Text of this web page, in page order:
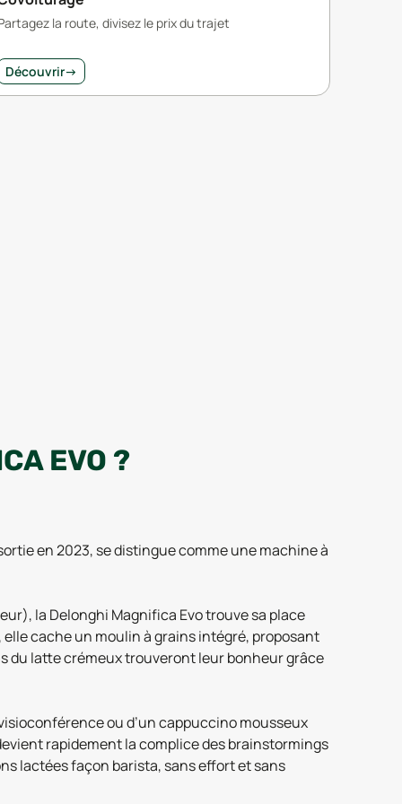
la route, divisez le prix du trajet
Découvrir→
EVO ?
en 2023, se distingue comme une machine à
la Delonghi Magnifica Evo trouve sa place
cache un moulin à grains intégré, proposant
du latte crémeux trouveront leur bonheur grâce
ou d’un cappuccino mousseux
rapidement la complice des brainstormings
lactées façon barista, sans effort et sans